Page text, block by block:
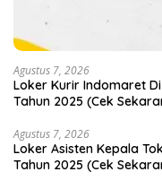
Agustus 7, 2026
Loker Kurir Indomaret
Tahun 2025 (Cek
Agustus 7, 2026
Loker Asisten Kepala
Tahun 2025 (Cek